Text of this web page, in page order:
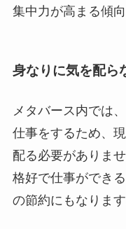
集中力が高まる傾向
身なりに気を配ら
メタバース内では
仕事をするため、
配る必要がありま
格好で仕事ができ
の節約にもなります